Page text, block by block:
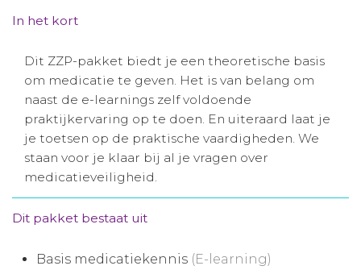
Winkelwagentje
Aanmelden nieuwsbrief
Inloggen
Toegang leeromgeving
In het kort
Dit ZZP-pakket biedt je een theoretische basis
om medicatie te geven. Het is van belang om
naast de e-learnings zelf voldoende
praktijkervaring op te doen. En uiteraard laat je
je toetsen op de praktische vaardigheden. We
staan voor je klaar bij al je vragen over
medicatieveiligheid.
Dit pakket bestaat uit
Basis medicatiekennis (E-learning)